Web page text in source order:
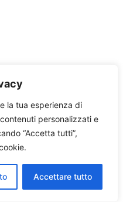
la tua esperienza di
personalizzati e
“Accetta tutti”,
Accettare tutto
Policy
Facebook